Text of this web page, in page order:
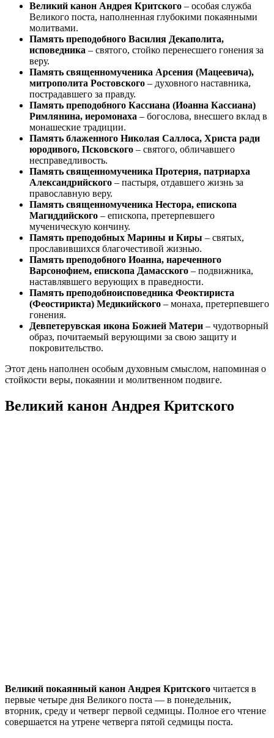
Великий канон Андрея Критского – особая служба
Великого поста, наполненная глубокими покаянными
молитвами.
Память преподобного Василия Декаполита,
исповедника – святого, стойко перенесшего гонения за
веру.
Память священномученика Арсения (Мацеевича),
митрополита Ростовского – духовного наставника,
пострадавшего за правду.
Память преподобного Кассиана (Иоанна Кассиана)
Римлянина, иеромонаха – богослова, внесшего вклад в
монашеские традиции.
Память блаженного Николая Саллоса, Христа ради
юродивого, Псковского – святого, обличавшего
несправедливость.
Память священномученика Протерия, патриарха
Александрийского – пастыря, отдавшего жизнь за
православную веру.
Память священномученика Нестора, епископа
Магиддийского – епископа, претерпевшего
мученическую кончину.
Память преподобных Марины и Киры – святых,
прославившихся благочестивой жизнью.
Память преподобного Иоанна, нареченного
Варсонофием, епископа Дамасского – подвижника,
наставлявшего верующих в праведности.
Память преподобноисповедника Феоктириста
(Феостирикта) Медикийского – монаха, претерпевшего
гонения.
Девпетерувская икона Божией Матери – чудотворный
образ, почитаемый верующими за свою защиту и
покровительство.
Этот день наполнен особым духовным смыслом, напоминая о
стойкости веры, покаянии и молитвенном подвиге.
Великий канон Андрея Критского
Великий покаянный канон Андрея Критского читается в
первые четыре дня Великого поста — в понедельник,
вторник, среду и четверг первой седмицы. Полное его чтение
совершается на утрене четверга пятой седмицы поста.